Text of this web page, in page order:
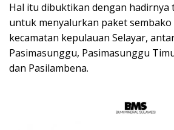
Hal itu dibuktikan dengan hadirnya
untuk menyalurkan paket sembako
kecamatan kepulauan Selayar,
Pasimasunggu, Pasimasunggu
dan Pasilambena.